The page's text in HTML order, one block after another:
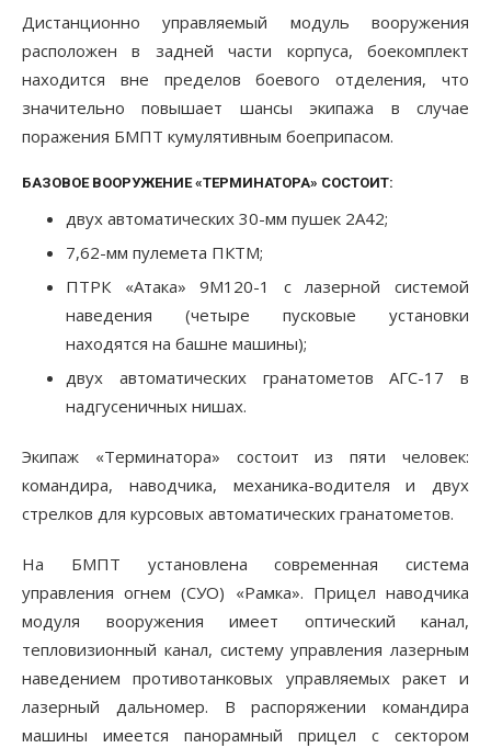
Дистанционно управляемый модуль вооружения
расположен в задней части корпуса, боекомплект
находится вне пределов боевого отделения, что
значительно повышает шансы экипажа в случае
поражения БМПТ кумулятивным боеприпасом.
БАЗОВОЕ ВООРУЖЕНИЕ «ТЕРМИНАТОРА» СОСТОИТ:
двух автоматических 30-мм пушек 2А42;
7,62-мм пулемета ПКТМ;
ПТРК «Атака» 9М120-1 с лазерной системой
наведения (четыре пусковые установки
находятся на башне машины);
двух автоматических гранатометов АГС-17 в
надгусеничных нишах.
Экипаж «Терминатора» состоит из пяти человек:
командира, наводчика, механика-водителя и двух
стрелков для курсовых автоматических гранатометов.
На БМПТ установлена современная система
управления огнем (СУО) «Рамка». Прицел наводчика
модуля вооружения имеет оптический канал,
тепловизионный канал, систему управления лазерным
наведением противотанковых управляемых ракет и
лазерный дальномер. В распоряжении командира
машины имеется панорамный прицел с сектором